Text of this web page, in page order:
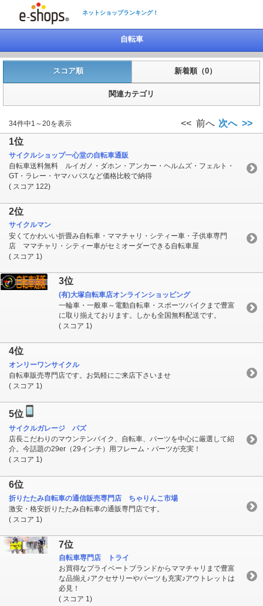
ネットショップランキング！
自転車
スコア順 新着順（0）
関連カテゴリ
34件中1～20を表示 << 前へ 次へ >>
1位
サイクルショップ一心堂の自転車通販
自転車送料無料 ルイガノ・ダホン・アンカー・ヘルムズ・フェルト・
GT・ラレー・ヤマハパスなど価格比較で納得
( スコア 122)
2位
サイクルマン
安くてかわいい折畳み自転車・ママチャリ・シティー車・子供車専門
店 ママチャリ・シティー車がセミオーダーできる自転車屋
( スコア 1)
3位
(有)大塚自転車店オンラインショッピング
一輪車・一般車～電動自転車・スポーツバイクまで豊富
に取り揃えております。しかも全国無料配送です。
( スコア 1)
4位
オンリーワンサイクル
自転車販売専門店です。お気軽にご来店下さいませ
( スコア 1)
5位
サイクルガレージ パズ
店長こだわりのマウンテンバイク、自転車、パーツを中心に厳選して紹
介。今話題の29er（29インチ）用フレーム・パーツが充実！
( スコア 1)
6位
折りたたみ自転車の通信販売専門店 ちゃりんこ市場
激安・格安折りたたみ自転車の通販専門店です。
( スコア 1)
7位
自転車専門店 トライ
お買得なプライベートブランドからママチャリまで豊富
な品揃え♪アクセサリーやパーツも充実♪アウトレットは
必見！
( スコア 1)